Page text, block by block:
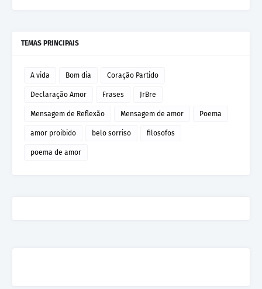
TEMAS PRINCIPAIS
A vida Bom dia Coração Partido
Declaração Amor Frases JrBre
Mensagem de Reflexão Mensagem de amor Poema
amor proibido belo sorriso filosofos
poema de amor